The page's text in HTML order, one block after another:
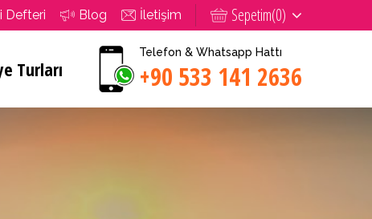
Sepetim(0)
Defteri Blog İletişim
Telefon & Whatsapp Hattı
+90 533 141 2636
Turları